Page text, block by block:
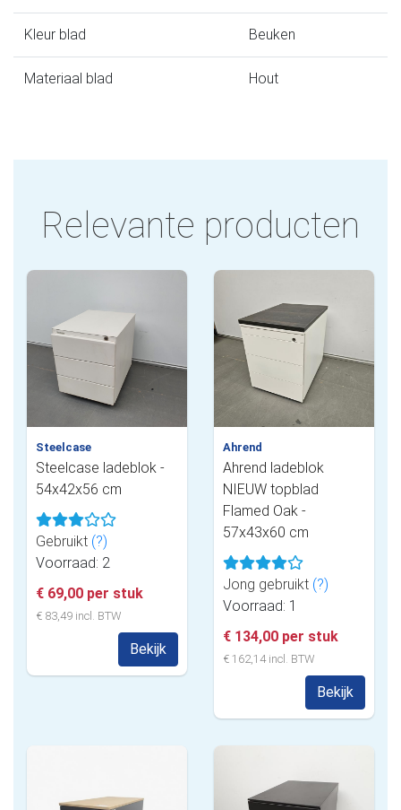
Kleur blad Beuken
Materiaal blad Hout
Relevante producten
Steelcase
Steelcase ladeblok -
54x42x56 cm
Gebruikt (?)
Voorraad: 2
€ 69,00 per stuk
€ 83,49 incl. BTW
Bekijk
Ahrend
Ahrend ladeblok
NIEUW topblad
Flamed Oak -
57x43x60 cm
Jong gebruikt (?)
Voorraad: 1
€ 134,00 per stuk
€ 162,14 incl. BTW
Bekijk